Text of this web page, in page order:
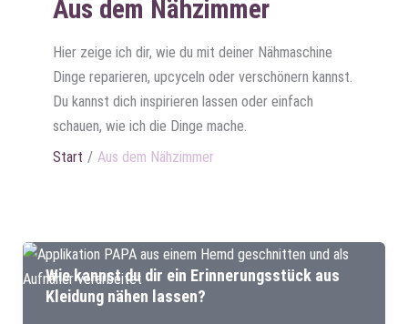
Aus dem Nähzimmer
Hier zeige ich dir, wie du mit deiner Nähmaschine
Dinge reparieren, upcyceln oder verschönern kannst.
Du kannst dich inspirieren lassen oder einfach
schauen, wie ich die Dinge mache.
Start
Aus dem Nähzimmer
Wie kannst du dir ein Erinnerungsstück aus
Kleidung nähen lassen?